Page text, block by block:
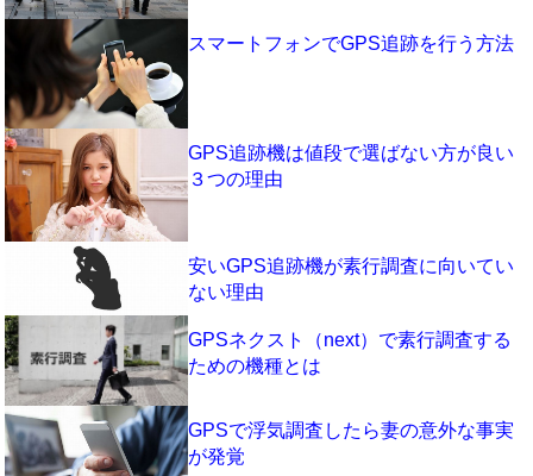
スマートフォンでGPS追跡を行う方法
GPS追跡機は値段で選ばない方が良い
３つの理由
安いGPS追跡機が素行調査に向いてい
ない理由
GPSネクスト（next）で素行調査する
ための機種とは
GPSで浮気調査したら妻の意外な事実
が発覚